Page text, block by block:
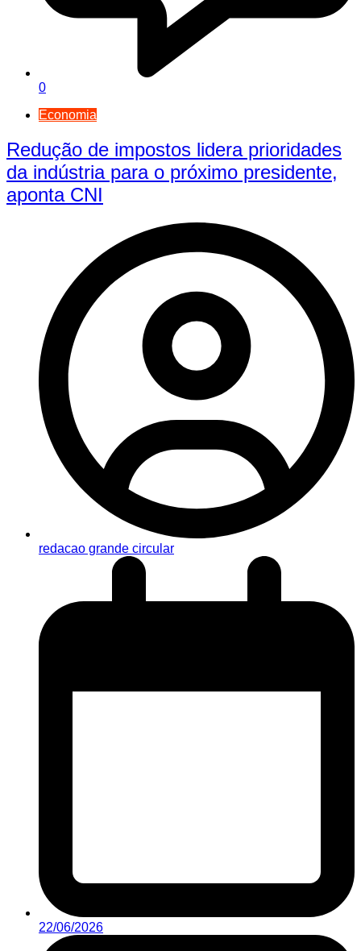
0
Economia
Redução de impostos lidera prioridades
da indústria para o próximo presidente,
aponta CNI
redacao grande circular
22/06/2026